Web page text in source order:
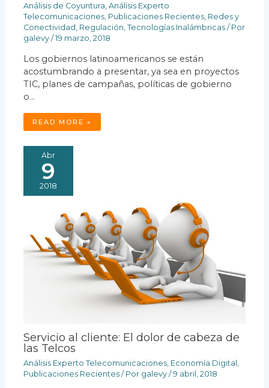
Análisis de Coyuntura ,Análisis Experto
Telecomunicaciones Publicaciones Recientes Redes y
Conectividad Regulación ,Tecnologías Inalámbricas / Por
galevy/19 marzo, 2018
Los gobiernos latinoamericanos se están
acostumbrando a presentar, ya sea en proyectos
TIC, planes de campañas, políticas de gobierno
o…
READ MORE »
Abr
9
2018
Servicio al cliente: El dolor de cabeza de
las Telcos
Análisis Experto Telecomunicaciones Economía Digital
Publicaciones Recientes / Por galevy/9 abril, 2018